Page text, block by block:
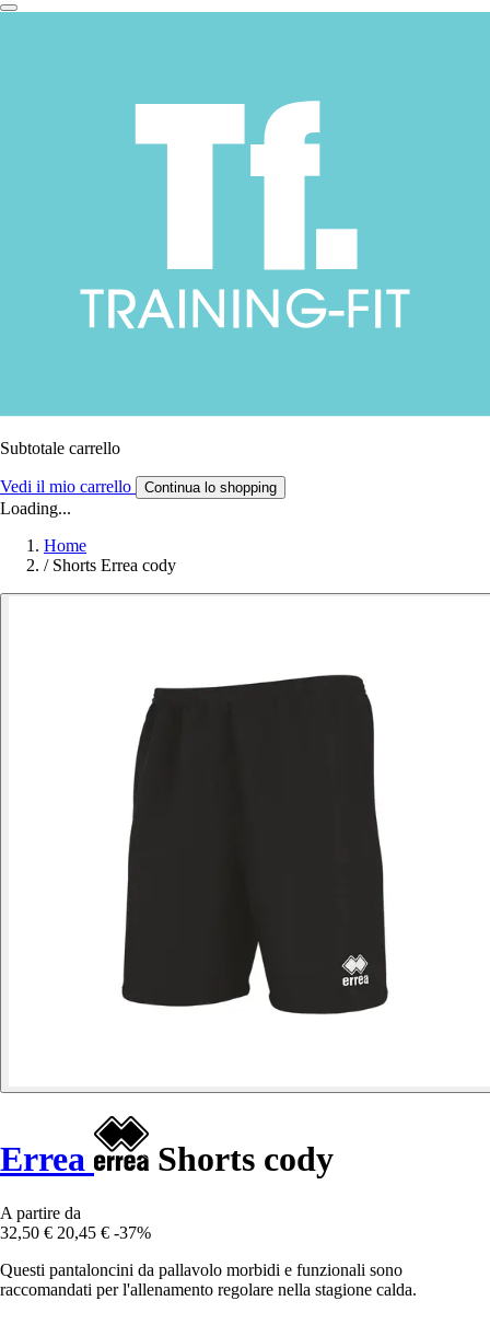
Subtotale carrello
Vedi il mio carrello Continua lo shopping
Loading...
Home
/ Shorts Errea cody
Errea Shorts cody
A partire da
32,50 € 20,45 € -37%
Questi pantaloncini da pallavolo morbidi e funzionali sono
raccomandati per l'allenamento regolare nella stagione calda.